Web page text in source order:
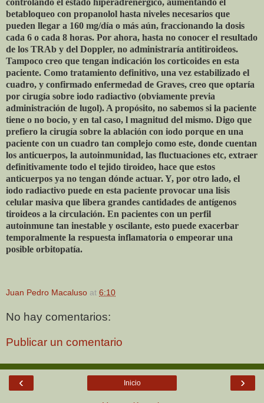
controlando el estado hiperadrenérgico, aumentando el
betabloqueo con propanolol hasta niveles necesarios que
pueden llegar a 160 mg/día o más aún, fraccionando la dosis
cada 6 o cada 8 horas. Por ahora, hasta no conocer el resultado
de los TRAb y del Doppler, no administraría antitiroideos.
Tampoco creo que tengan indicación los corticoides en esta
paciente. Como tratamiento definitivo, una vez estabilizado el
cuadro, y confirmado enfermedad de Graves, creo que optaría
por cirugía sobre iodo radiactivo (obviamente previa
administración de lugol). A propósito, no sabemos si la paciente
tiene o no bocio, y en tal caso, l magnitud del mismo. Digo que
prefiero la cirugía sobre la ablación con iodo porque en una
paciente con un cuadro tan complejo como este, donde cuentan
los anticuerpos, la autoinmunidad, las fluctuaciones etc, extraer
definitivamente todo el tejido tiroideo, hace que estos
anticuerpos ya no tengan dónde actuar. Y, por otro lado, el
iodo radiactivo puede en esta paciente provocar una lisis
celular masiva que libera grandes cantidades de antígenos
tiroideos a la circulación. En pacientes con un perfil
autoinmune tan inestable y oscilante, esto puede exacerbar
temporalmente la respuesta inflamatoria o empeorar una
posible orbitopatía.
Juan Pedro Macaluso at 6:10
No hay comentarios:
Publicar un comentario
‹ ›
Inicio